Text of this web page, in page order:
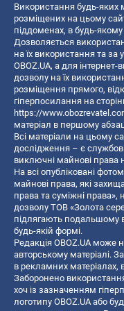
Використання будь-яких
розміщених на цьому
піддоменах, в будь-
Дозволяється
на їх використання та
OBOZ.UA, а для
дозволу на їх
розміщення прямого,
гіперпосилання на
https://
матеріал в першому
Всі матеріали на цьому
дослідження – є
виключні майнові права
На всі опубліковані
майнові права, які
права та суміжні права»,
дозволу ТОВ «Золота
підлягають подальшому
будь-якій формі.
Редакція OBOZ.UA може
авторському матеріалі.
в рекламних матеріалах,
Заборонено
хоч із зазначенням
логотипу OBOZ.UA або